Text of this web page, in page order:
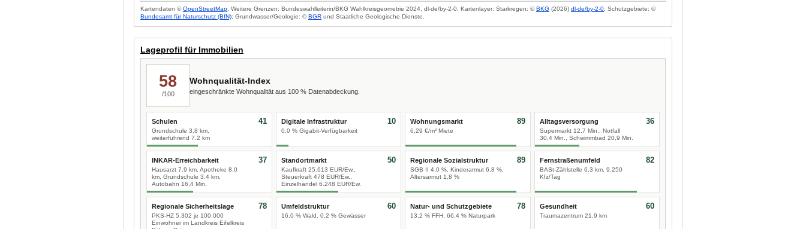
Kartendaten ©OpenStreetMap . Weitere Grenzen: Bundeswahlleiterin/BKG Wahlkreisgeometrie 2024, dl-de/by-2-0. Kartenlayer: Starkregen: ©BKG (2026) dl-de/by-2-0; Schutzgebiete: ©
Bundesamt für Naturschutz (BfN); Grundwasser/Geologie: ©BGR und Staatliche Geologische Dienste.
Lageprofil für Immobilien
58
/100
Wohnqualität-Index
eingeschränkte Wohnqualität aus 100 % Datenabdeckung.
Schulen
Grundschule 3,8 km,
weiterführend 7,2 km
41 Digitale Infrastruktur
0,0 % Gigabit-Verfügbarkeit
10 Wohnungsmarkt
6,29 €/m² Miete
89 Alltagsversorgung
Supermarkt 12,7 Min., Notfall
30,4 Min., Schwimmbad 20,9 Min.
36
INKAR-Erreichbarkeit
Hausarzt 7,9 km, Apotheke 8,0
km, Grundschule 3,4 km,
Autobahn 16,4 Min.
37 Standortmarkt
Kaufkraft 25.613 EUR/Ew.,
Steuerkraft 478 EUR/Ew.,
Einzelhandel 6.248 EUR/Ew.
50 Regionale Sozialstruktur
SGB II 4,0 %, Kinderarmut 6,8 %,
Altersarmut 1,8 %
89 Fernstraßenumfeld
BASt-Zählstelle 6,3 km, 9.250
Kfz/Tag
82
Regionale Sicherheitslage
PKS-HZ 5.302 je 100.000
Einwohner im Landkreis Eifelkreis
78 Umfeldstruktur
16,0 % Wald, 0,2 % Gewässer
60 Natur- und Schutzgebiete
13,2 % FFH, 66,4 % Naturpark
78 Gesundheit
Traumazentrum 21,9 km
60